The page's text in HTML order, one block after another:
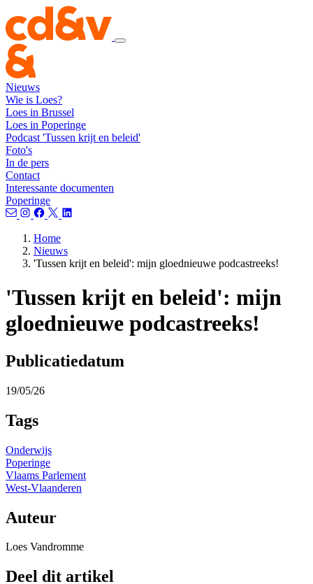
Nieuws
Wie is Loes?
Loes in Brussel
Loes in Poperinge
Podcast 'Tussen krijt en beleid'
Foto's
In de pers
Contact
Interessante documenten
Poperinge
Home
Nieuws
'Tussen krijt en beleid': mijn gloednieuwe podcastreeks!
'Tussen krijt en beleid': mijn
gloednieuwe podcastreeks!
Publicatiedatum
19/05/26
Tags
Onderwijs
Poperinge
Vlaams Parlement
West-Vlaanderen
Auteur
Loes Vandromme
Deel dit artikel